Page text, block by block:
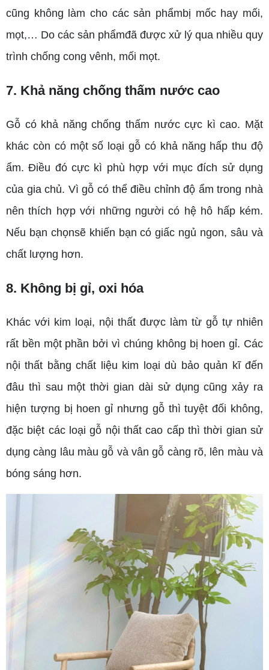
cũng không làm cho các sản phẩmbị mốc hay mối,
mọt,… Do các sản phẩmđã được xử lý qua nhiều quy
trình chống cong vênh, mối mọt.
7. Khả năng chống thấm nước cao
Gỗ có khả năng chống thấm nước cực kì cao. Mặt
khác còn có một số loại gỗ có khả năng hấp thu độ
ẩm. Điều đó cực kì phù hợp với mục đích sử dụng
của gia chủ. Vì gỗ có thể điều chỉnh độ ẩm trong nhà
nên thích hợp với những người có hệ hô hấp kém.
Nếu bạn chọnsẽ khiến bạn có giấc ngủ ngon, sâu và
chất lượng hơn.
8. Không bị gỉ, oxi hóa
Khác với kim loại, nội thất được làm từ gỗ tự nhiên
rất bền một phần bởi vì chúng không bị hoen gỉ. Các
nội thất bằng chất liệu kim loại dù bảo quản kĩ đến
đâu thì sau một thời gian dài sử dụng cũng xảy ra
hiện tượng bị hoen gỉ nhưng gỗ thì tuyệt đối không,
đặc biệt các loại gỗ nội thất cao cấp thì thời gian sử
dụng càng lâu màu gỗ và vân gỗ càng rõ, lên màu và
bóng sáng hơn.